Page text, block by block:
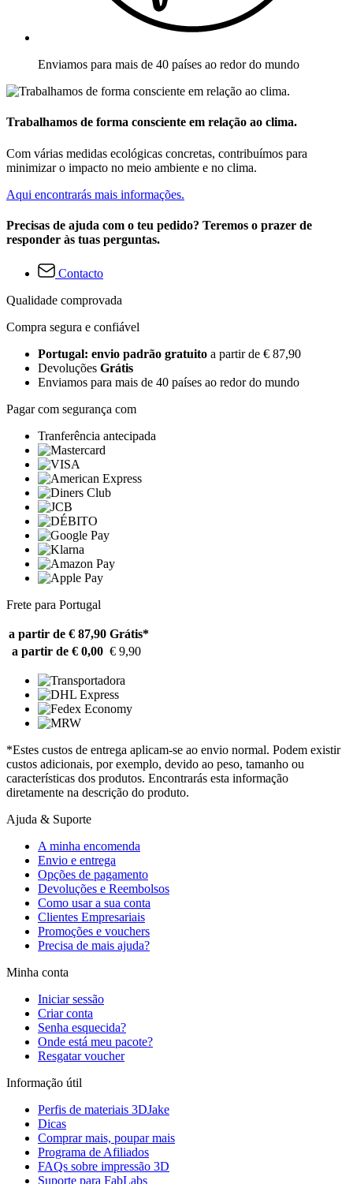
Enviamos para mais de 40 países ao redor do mundo
Trabalhamos de forma consciente em relação ao clima.
Com várias medidas ecológicas concretas, contribuímos para
minimizar o impacto no meio ambiente e no clima.
Aqui encontrarás mais informações.
Precisas de ajuda com o teu pedido? Teremos o prazer de
responder às tuas perguntas.
Contacto
Qualidade comprovada
Compra segura e confiável
Portugal: envio padrão gratuito a partir de € 87,90
Devoluções Grátis
Enviamos para mais de 40 países ao redor do mundo
Pagar com segurança com
Tranferência antecipada
Frete para Portugal
a partir de € 87,90 Grátis*
a partir de € 0,00 € 9,90
*Estes custos de entrega aplicam-se ao envio normal. Podem existir
custos adicionais, por exemplo, devido ao peso, tamanho ou
características dos produtos. Encontrarás esta informação
diretamente na descrição do produto.
Ajuda & Suporte
A minha encomenda
Envio e entrega
Opções de pagamento
Devoluções e Reembolsos
Como usar a sua conta
Clientes Empresariais
Promoções e vouchers
Precisa de mais ajuda?
Minha conta
Iniciar sessão
Criar conta
Senha esquecida?
Onde está meu pacote?
Resgatar voucher
Informação útil
Perfis de materiais 3DJake
Dicas
Comprar mais, poupar mais
Programa de Afiliados
FAQs sobre impressão 3D
Suporte para FabLabs